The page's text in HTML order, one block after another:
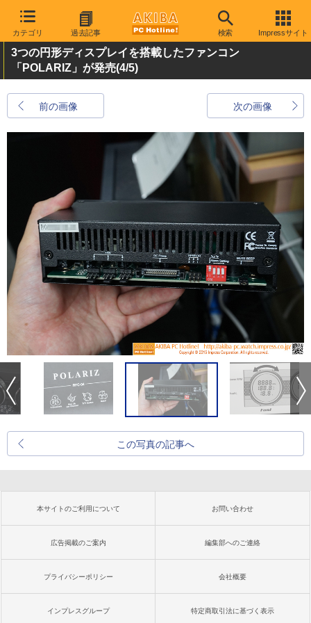
カテゴリ 過去記事 検索 Impressサイト
3つの円形ディスプレイを搭載したファンコン
「POLARIZ」が発売(4/5)
前の画像 次の画像
この写真の記事へ
本サイトのご利用について お問い合わせ
広告掲載のご案内 編集部へのご連絡
プライバシーポリシー 会社概要
インプレスグループ 特定商取引法に基づく表示